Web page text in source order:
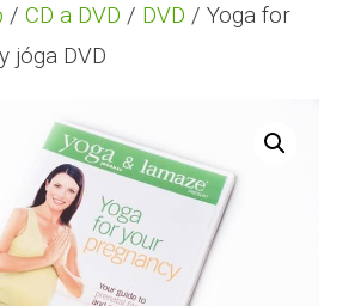
/ CD a DVD / DVD / Yoga for
jóga DVD